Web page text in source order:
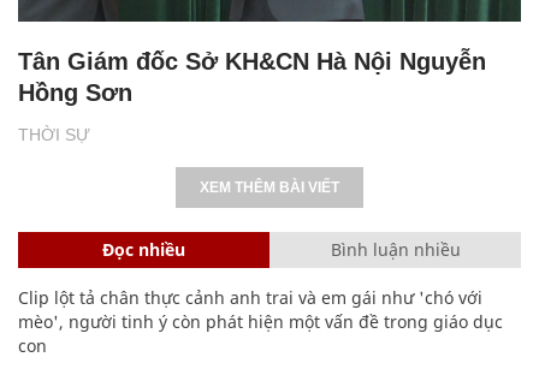
THỜI SỰ
Tân Giám đốc Sở KH&CN Hà Nội Nguyễn
Hồng Sơn
XEM THÊM BÀI VIẾT
Đọc nhiều Bình luận nhiều
Clip lột tả chân thực cảnh anh trai và em gái như 'chó với
mèo', người tinh ý còn phát hiện một vấn đề trong giáo dục
con